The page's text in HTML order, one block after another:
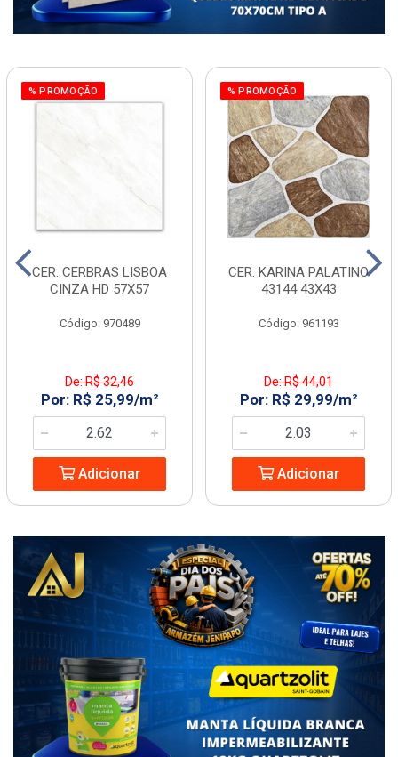
% PROMOÇÃO
CER. CERBRAS LISBOA
CINZA HD 57X57
Código: 970489
De: R$ 32,46
Por: R$ 25,99/m²
Adicionar
% PROMOÇÃO
CER. KARINA PALATINO
43144 43X43
Código: 961193
De: R$ 44,01
Por: R$ 29,99/m²
Adicionar